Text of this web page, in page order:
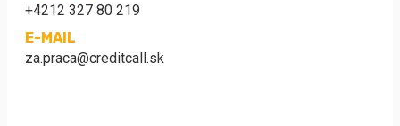
+4212 327 80 219
E-MAIL
za.praca@creditcall.sk